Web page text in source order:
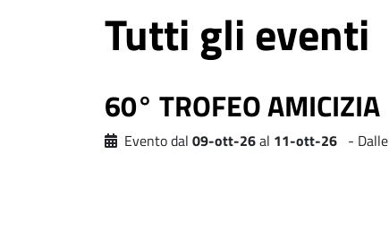
Tutti gli eventi
60° TROFEO AMICIZIA
Evento dal 09-ott-26al 11-ott-26 - Dalle